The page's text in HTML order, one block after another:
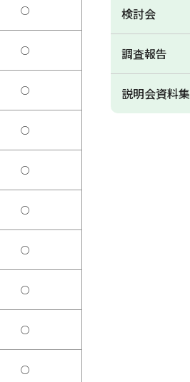
○
○
○
○
○
○
○
○
○
○
検討会
調査報告
説明会資料集